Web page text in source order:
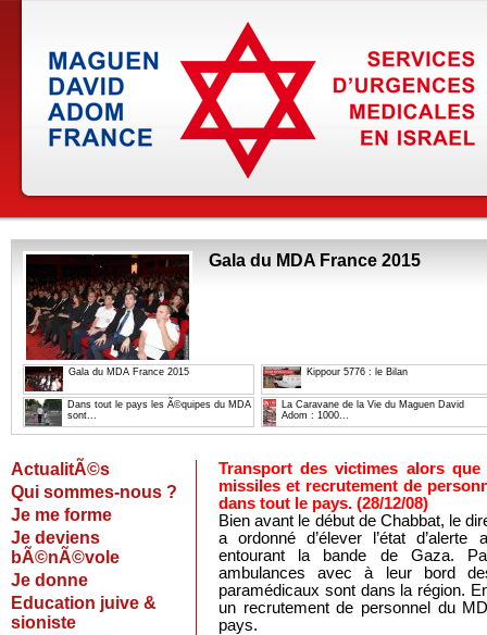
Gala du MDA France 2015
Gala du MDA France 2015 Kippour 5776 : le Bilan
Dans tout le pays les Ã©quipes du MDA
sont...
La Caravane de la Vie du Maguen David
Adom : 1000...
ActualitÃ©s
Qui sommes-nous ?
Je me forme
Je deviens
bÃ©nÃ©vole
Je donne
Education juive &
sioniste
Transport des victimes alors
missiles et recrutement de
dans tout le pays. (28/12/08)
Bien avant le début de Chabbat, le
a ordonné d’élever l’état
entourant la bande de Gaza.
ambulances avec à leur bord
paramédicaux sont dans la région.
un recrutement de personnel du
pays.